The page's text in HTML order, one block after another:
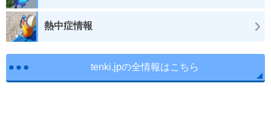
熱中症情報
tenki.jpの全情報はこちら